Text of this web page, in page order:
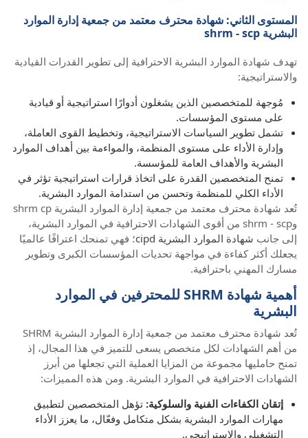
المستوى الثاني: شهادة محترف معتمد من جمعية إدارة الموارد
البشرية shrm - scp
تهدف شهادة الموارد البشرية الاحترافية إلى تطوير القدرات القيادية
والاستراتيجية:
مُوجهة للمتخصصين الذين يشغلون أدوارًا استراتيجية أو قيادية
على مستوى المؤسسات.
تشمل تطوير السياسات الاستراتيجية، وتخطيط القوى العاملة،
وإدارة الأداء على مستوى المنظمة، والمواءمة بين أهداف الموارد
البشرية والأهداف العامة للمؤسسة.
تمنح المتخصصين القدرة على اتخاذ قرارات استراتيجية تؤثر في
الأداء الكلي للمنظمة وتحسن من استدامة الموارد البشرية.
تُعد شهادة محترف معتمد من جمعية إدارة الموارد البشرية shrm cp
وshrm - scp من أقوى الشهادات الاحترافية في الموارد البشرية،
إلى جانب شهادة الموارد البشرية cipd
؛ فهي تمنحك اعترافًا عالميًا
يجعلك أكثر كفاءة في مواجهة تحديات المؤسسات الكبرى وتطوير
مسارك المهني باحترافية.
أهمية شهادة SHRM للمحترفين في الموارد
البشرية
تُعد شهادة محترف معتمد من جمعية إدارة الموارد البشرية SHRM
من أهم الشهادات لكل متخصص يسعى للتميز في هذا المجال، إذ
تمنح حامليها مجموعة من المزايا العملية التي تجعلها من أبرز
الشهادات الاحترافية في الموارد البشرية. ومن هذه المميزات:
إتقان الكفاءات الفنية والسلوكية: تؤهل المتخصصين لتطبيق
مهارات الموارد البشرية بشكل متكامل وفعّال، ما يعزز الأداء
التشغيلي والاستراتيجي.